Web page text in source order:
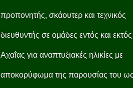
προπονητής, σκάουτερ και τεχνικός
διευθυντής σε ομάδες εντός και εκτός
Αχαΐας για αναπτυξιακές ηλικίες με
αποκορύφωμα της παρουσίας του ως